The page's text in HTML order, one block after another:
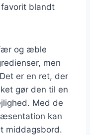
blandt
og æble
men
er en ret, der
gør den til en
Med de
kan
middagsbord.